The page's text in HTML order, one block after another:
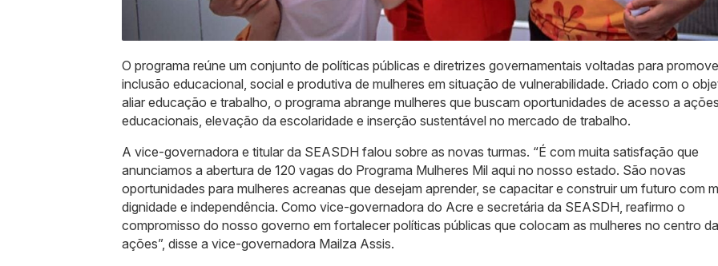
O programa reúne um conjunto de políticas públicas e diretrizes governamentais voltadas para
inclusão educacional, social e produtiva de mulheres em situação de vulnerabilidade. Criado com o
aliar educação e trabalho, o programa abrange mulheres que buscam oportunidades de acesso a ações
educacionais, elevação da escolaridade e inserção sustentável no mercado de trabalho.
A vice-governadora e titular da SEASDH falou sobre as novas turmas. “É com muita satisfação que
anunciamos a abertura de 120 vagas do Programa Mulheres Mil aqui no nosso estado. São novas
oportunidades para mulheres acreanas que desejam aprender, se capacitar e construir um futuro com
dignidade e independência. Como vice-governadora do Acre e secretária da SEASDH, reafirmo o
compromisso do nosso governo em fortalecer políticas públicas que colocam as mulheres no centro
ações”, disse a vice-governadora Mailza Assis.